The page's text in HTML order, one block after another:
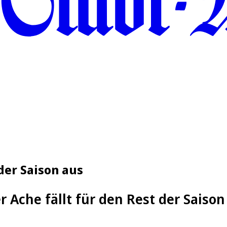
Saison aus
Ache fällt für den Rest der